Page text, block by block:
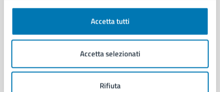
Accetta tutti
Accetta selezionati
Rifiuta
Cultura e tempo libero
Giustizia e sicurezza pubblica
Salute, benessere e assistenza
Servizi Cimiteriali